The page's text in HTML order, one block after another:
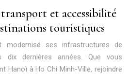
et accessibilité
touristiques
modernisé ses infrastructures de
dernières années. Que vous
Hanoï à Ho Chi Minh-Ville, rejoindre